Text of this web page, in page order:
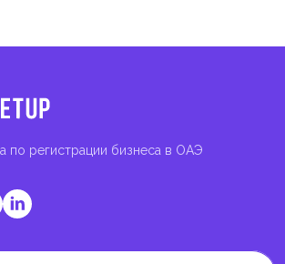
по регистрации бизнеса в ОАЭ